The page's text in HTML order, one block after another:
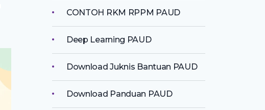
CONTOH RKM RPPM PAUD
Deep Learning PAUD
Download Juknis Bantuan PAUD
Download Panduan PAUD